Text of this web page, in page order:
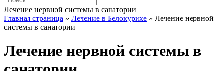
Лечение нервной системы в санатории
Главная страница » Лечение в Белокурихе » Лечение нервной
системы в санатории
Лечение нервной системы в